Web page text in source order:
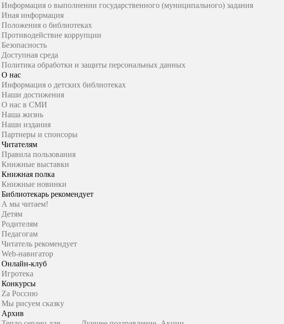
Информация о выполнении государственного (муниципального) задания
Иная информация
Положения о библиотеках
Противодействие коррупции
Безопасность
Доступная среда
Политика обработки и защиты персональных данных
О нас
Информация о детских библиотеках
Наши достижения
О нас в СМИ
Наша жизнь
Наши издания
Партнеры и спонсоры
Читателям
Правила пользования
Книжные выставки
Книжная полка
Книжные новинки
Библиотекарь рекомендует
А мы читаем!
Детям
Родителям
Педагогам
Читатель рекомендует
Web-навигатор
Онлайн-клуб
Игротека
Конкурсы
Zа Россию
Мы рисуем сказку
Архив